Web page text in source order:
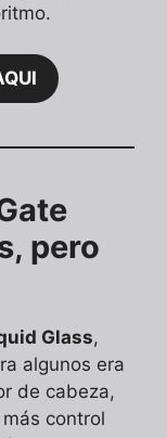
pero
Glass,
algunos era
de cabeza,
control